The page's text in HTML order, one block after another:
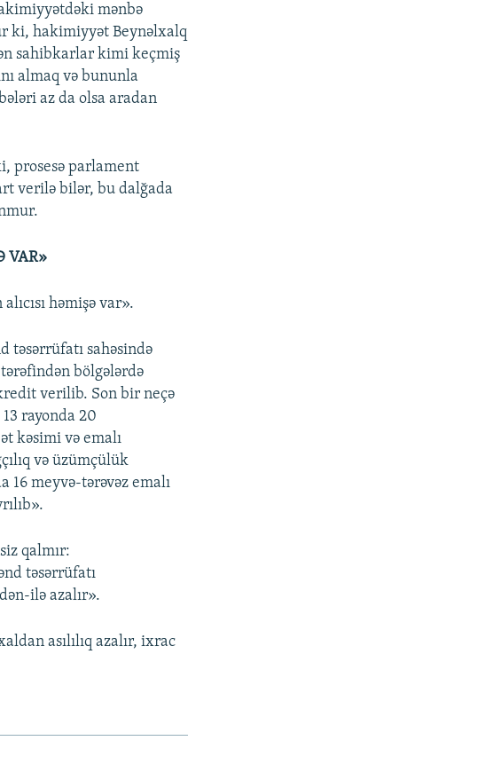
mənbə
ki, hakimiyyət Beynəlxalq
sahibkarlar kimi keçmiş
almaq və bununla
az da olsa aradan
prosesə parlament
verilə bilər, bu dalğada
VAR»
həmişə var».
təsərrüfatı sahəsində
tərəfindən bölgələrdə
verilib. Son bir neçə
rayonda 20
kəsimi və emalı
və üzümçülük
16 meyvə-tərəvəz emalı
qalmır:
təsərrüfatı
ilə azalır».
asılılıq azalır, ixrac